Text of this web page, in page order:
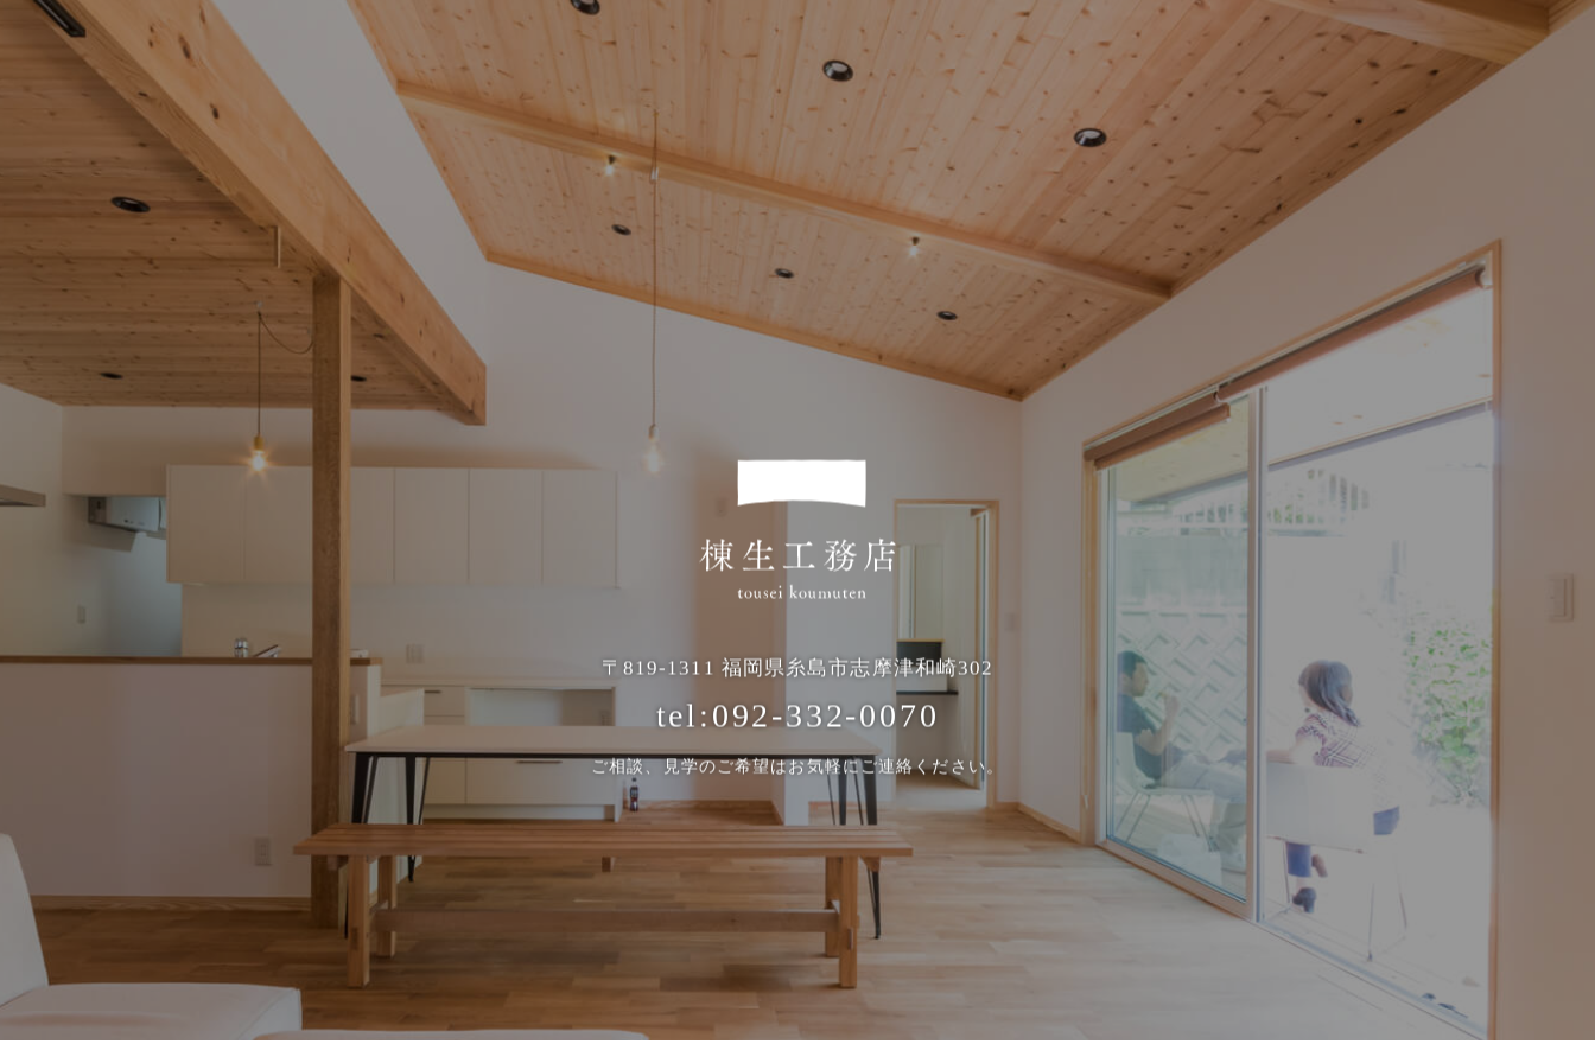
〒819-1311 福岡県糸島市志摩津和崎302
tel:092-332-0070
ご相談、見学のご希望はお気軽にご連絡ください。